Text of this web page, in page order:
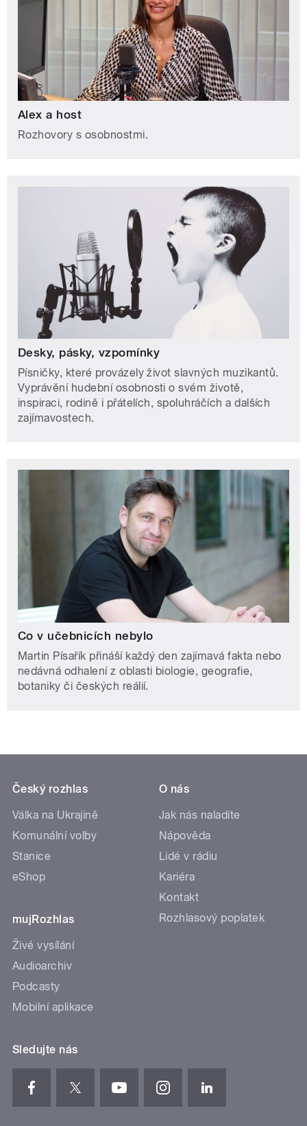
Alex a host
Rozhovory s osobnostmi.
Desky, pásky, vzpomínky
Písničky, které provázely život slavných muzikantů.
Vyprávění hudební osobnosti o svém životě,
inspiraci, rodině i přátelích, spoluhráčích a dalších
zajímavostech.
Co v učebnicích nebylo
Martin Písařík přináší každý den zajímavá fakta nebo
nedávná odhalení z oblasti biologie, geografie,
botaniky či českých reálií.
Český rozhlas
Válka na Ukrajině
Komunální volby
Stanice
eShop
mujRozhlas
Živé vysílání
Audioarchiv
Podcasty
Mobilní aplikace
O nás
Jak nás naladíte
Nápověda
Lidé v rádiu
Kariéra
Kontakt
Rozhlasový poplatek
Sledujte nás